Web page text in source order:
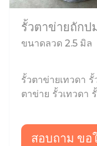
รั้วตาข่ายถักป
ขนาดลวด 2.5 มิล
รั้วตาข่ายเทวดา
ตาข่าย รั้วเทวดา
สอบถาม ขอ